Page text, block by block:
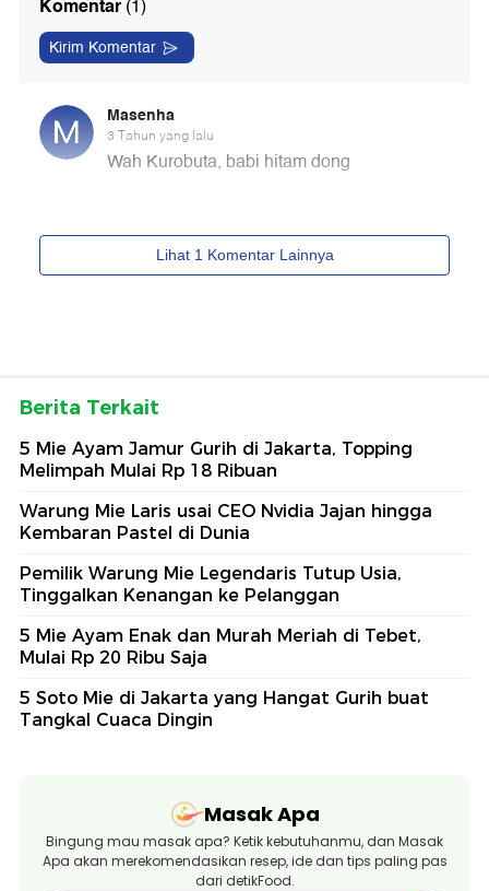
Berita Terkait
5 Mie Ayam Jamur Gurih di Jakarta, Topping
Melimpah Mulai Rp 18 Ribuan
Warung Mie Laris usai CEO Nvidia Jajan hingga
Kembaran Pastel di Dunia
Pemilik Warung Mie Legendaris Tutup Usia,
Tinggalkan Kenangan ke Pelanggan
5 Mie Ayam Enak dan Murah Meriah di Tebet,
Mulai Rp 20 Ribu Saja
5 Soto Mie di Jakarta yang Hangat Gurih buat
Tangkal Cuaca Dingin
Masak Apa
Bingung mau masak apa? Ketik kebutuhanmu, dan Masak
Apa akan merekomendasikan resep, ide dan tips paling pas
dari detikFood.